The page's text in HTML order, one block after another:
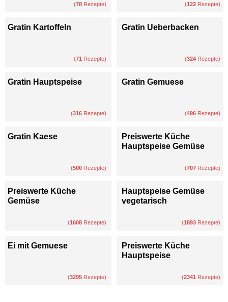
(78 Rezepte) (122 Rezepte)
Gratin Kartoffeln
(71 Rezepte)
Gratin Ueberbacken
(324 Rezepte)
Gratin Hauptspeise
(316 Rezepte)
Gratin Gemuese
(496 Rezepte)
Gratin Kaese
(500 Rezepte)
Preiswerte Küche
Hauptspeise Gemüse
(707 Rezepte)
Preiswerte Küche
Gemüse
(1608 Rezepte)
Hauptspeise Gemüse
vegetarisch
(1893 Rezepte)
Ei mit Gemuese
(3295 Rezepte)
Preiswerte Küche
Hauptspeise
(2341 Rezepte)